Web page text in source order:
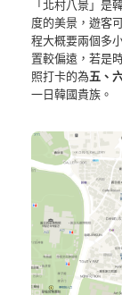
「北村八景」是
度的美景，遊客
程大概要兩個多
置較偏遠，若是
照打卡的為 五、
一日韓國貴族。